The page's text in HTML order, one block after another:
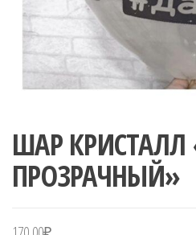
ШАР КРИСТАЛЛ
ПРОЗРАЧНЫЙ»